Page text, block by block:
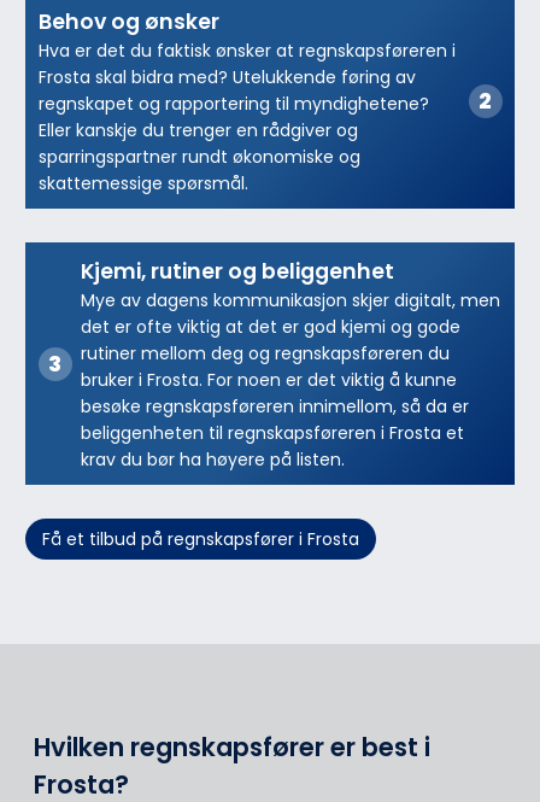
Behov og ønsker
Hva er det du faktisk ønsker at regnskapsføreren i
Frosta skal bidra med? Utelukkende føring av
regnskapet og rapportering til myndighetene?
Eller kanskje du trenger en rådgiver og
sparringspartner rundt økonomiske og
skattemessige spørsmål.
Kjemi, rutiner og beliggenhet
Mye av dagens kommunikasjon skjer digitalt, men
det er ofte viktig at det er god kjemi og gode
rutiner mellom deg og regnskapsføreren du
bruker i Frosta. For noen er det viktig å kunne
besøke regnskapsføreren innimellom, så da er
beliggenheten til regnskapsføreren i Frosta et
krav du bør ha høyere på listen.
Få et tilbud på regnskapsfører i Frosta
Hvilken regnskapsfører er best i
Frosta?